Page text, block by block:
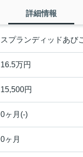
詳細情報
スプランディッドあび
16.5万円
15,500円
0ヶ月(-)
0ヶ月